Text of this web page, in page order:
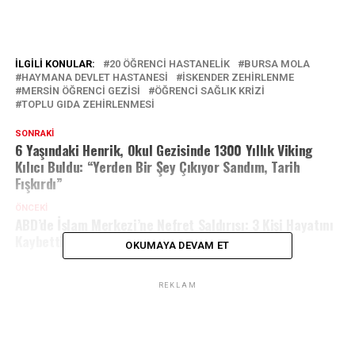
İLGILI KONULAR: 20 ÖĞRENCI HASTANELIK
BURSA MOLA
HAYMANA DEVLET HASTANESI
İSKENDER ZEHIRLENME
MERSIN ÖĞRENCI GEZISI
ÖĞRENCI SAĞLIK KRIZI
TOPLU GIDA ZEHIRLENMESI
SONRAKI
6 Yaşındaki Henrik, Okul Gezisinde 1300 Yıllık Viking
Kılıcı Buldu: “Yerden Bir Şey Çıkıyor Sandım, Tarih
Fışkırdı”
ÖNCEKI
Kaybetti, Saldırganlar İntihar Etti
OKUMAYA DEVAM ET
REKLAM